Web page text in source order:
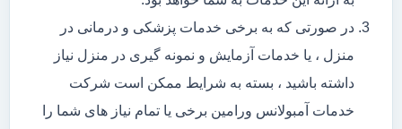
در صورتی که به برخی خدمات پزشکی و درمانی در
منزل ، یا خدمات آزمایش و نمونه گیری در منزل نیاز
داشته باشید ، بسته به شرایط ممکن است شرکت
خدمات آمبولانس ورامین برخی یا تمام نیاز های شما را